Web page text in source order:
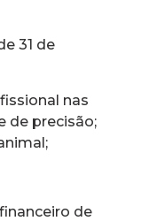
31 de
nas
de precisão;
de